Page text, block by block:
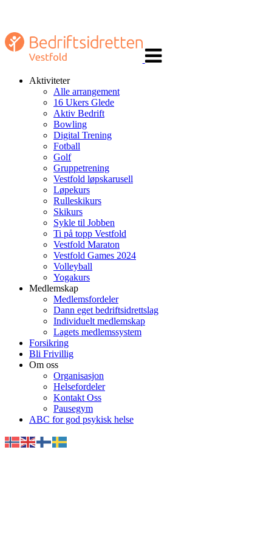
navigasjon
Aktiviteter
Alle arrangement
16 Ukers Glede
Aktiv Bedrift
Bowling
Digital Trening
Fotball
Golf
Gruppetrening
Vestfold løpskarusell
Løpekurs
Rulleskikurs
Skikurs
Sykle til Jobben
Ti på topp Vestfold
Vestfold Maraton
Vestfold Games 2024
Volleyball
Yogakurs
Medlemskap
Medlemsfordeler
Dann eget bedriftsidrettslag
Individuelt medlemskap
Lagets medlemssystem
Forsikring
Bli Frivillig
Om oss
Organisasjon
Helsefordeler
Kontakt Oss
Pausegym
ABC for god psykisk helse